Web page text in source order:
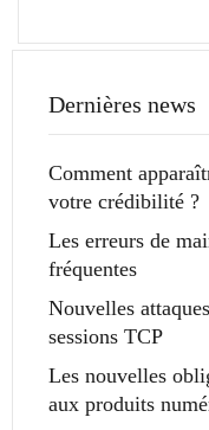
Dernières news
Comment
votre crédibilité ?
Les erreurs de
fréquentes
Nouvelles
sessions TCP
Les nouvelles
aux produits